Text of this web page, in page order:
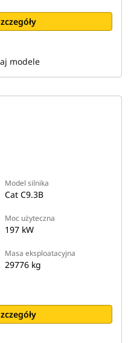
modele
Model silnika
Cat C9.3B
Moc użyteczna
197 kW
Masa eksploatacyjna
29776 kg